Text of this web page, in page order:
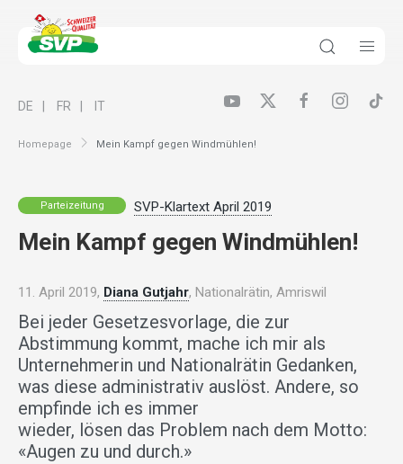
Homepage Mein Kampf gegen Windmühlen!
DE FR IT
Parteizeitung SVP-Klartext April 2019
Mein Kampf gegen Windmühlen!
11. April 2019, Diana Gutjahr, Nationalrätin, Amriswil
Bei jeder Gesetzesvorlage, die zur
Abstimmung kommt, mache ich mir als
Unternehmerin und Nationalrätin Gedanken,
was diese administrativ auslöst. Andere, so
empfinde ich es immer
wieder, lösen das Problem nach dem Motto:
«Augen zu und durch.»